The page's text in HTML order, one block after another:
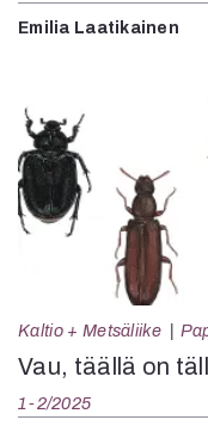
Emilia Laatikainen
Kaltio + Metsäliike
Vau, täällä on
1-2/2025